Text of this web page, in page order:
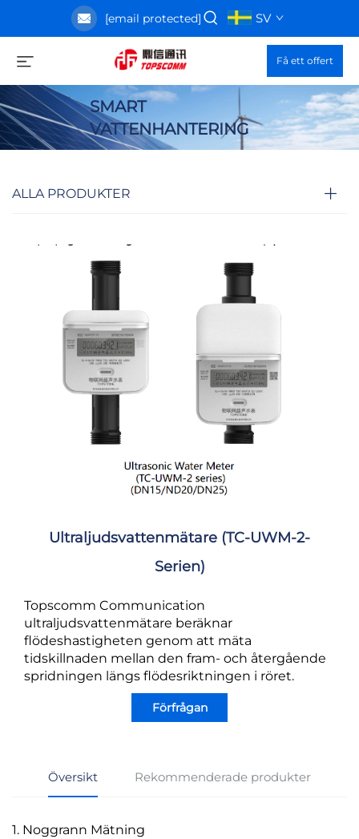
[email protected] SV
Få ett offert
SMART
VATTENHANTERING
ALLA PRODUKTER
Ultraljudsvattenmätare (TC-UWM-2-
Serien)
Topscomm Communication
ultraljudsvattenmätare beräknar
flödeshastigheten genom att mäta
tidskillnaden mellan den fram- och återgående
spridningen längs flödesriktningen i röret.
Förfrågan
Översikt Rekommenderade produkter
1. Noggrann Mätning